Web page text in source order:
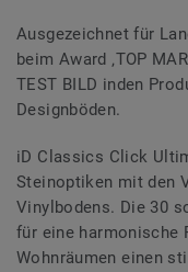
Ausgezeichnet für
beim Award ‚TOP
TEST BILD inden
Designböden.
iD Classics Click
Steinoptiken mit den
Vinylbodens. Die 30
für eine harmonische
Wohnräumen einen